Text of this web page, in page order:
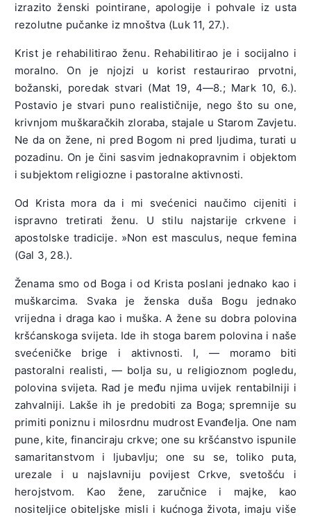
izrazito ženski pointirane, apologije i pohvale iz usta
rezolutne pučanke iz mnoštva (Luk 11, 27.).
Krist je rehabilitirao ženu. Rehabilitirao je i socijalno i
moralno. On je njojzi u korist restaurirao prvotni,
božanski, poredak stvari (Mat 19, 4—8.; Mark 10, 6.).
Postavio je stvari puno realističnije, nego što su one,
krivnjom muškaračkih zloraba, stajale u Starom Zavjetu.
Ne da on žene, ni pred Bogom ni pred ljudima, turati u
pozadinu. On je čini sasvim jednakopravnim i objektom
i subjektom religiozne i pastoralne aktivnosti.
Od Krista mora da i mi svećenici naučimo cijeniti i
ispravno tretirati ženu. U stilu najstarije crkvene i
apostolske tradicije. »Non est masculus, neque femina
(Gal 3, 28.).
Ženama smo od Boga i od Krista poslani jednako kao i
muškarcima. Svaka je ženska duša Bogu jednako
vrijedna i draga kao i muška. A žene su dobra polovina
kršćanskoga svijeta. Ide ih stoga barem polovina i naše
svećeničke brige i aktivnosti. I, — moramo biti
pastoralni realisti, — bolja su, u religioznom pogledu,
polovina svijeta. Rad je među njima uvijek rentabilniji i
zahvalniji. Lakše ih je predobiti za Boga; spremnije su
primiti poniznu i milosrdnu mudrost Evanđelja. One nam
pune, kite, financiraju crkve; one su kršćanstvo ispunile
samaritanstvom i ljubavlju; one su se, toliko puta,
urezale i u najslavniju povijest Crkve, svetošću i
herojstvom. Kao žene, zaručnice i majke, kao
nositeljice obiteljske misli i kućnoga života, imaju više